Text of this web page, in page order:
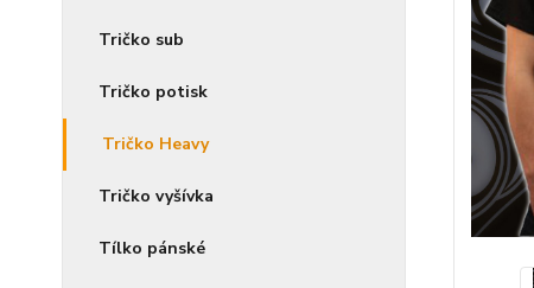
Tričko sub
Tričko potisk
Tričko Heavy
Tričko vyšívka
Tílko pánské